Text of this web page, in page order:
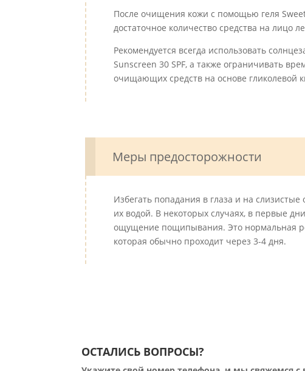
После очищения кожи с помощью геля
достаточное количество средства на
Рекомендуется всегда использовать
Sunscreen 30 SPF, а также ограничивать
очищающих средств на основе гликолевой
Меры предосторожности
Избегать попадания в глаза и на
их водой. В некоторых случаях, в первые
ощущение пощипывания. Это нормальная
которая обычно проходит через 3-4 дня.
ОСТАЛИСЬ ВОПРОСЫ?